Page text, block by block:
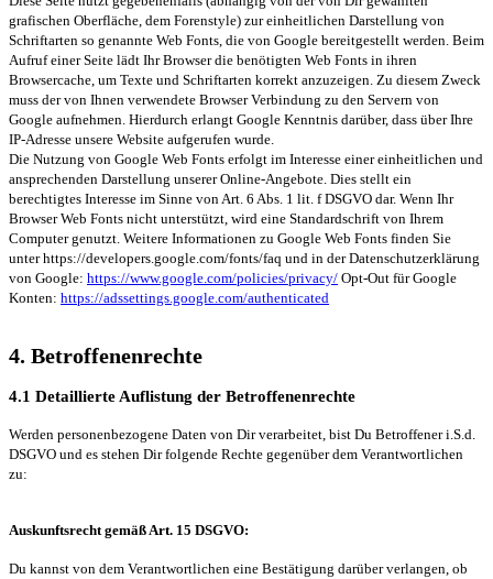
grafischen Oberfläche, dem Forenstyle) zur einheitlichen Darstellung von
Schriftarten so genannte Web Fonts, die von Google bereitgestellt werden. Beim
Aufruf einer Seite lädt Ihr Browser die benötigten Web Fonts in ihren
Browsercache, um Texte und Schriftarten korrekt anzuzeigen. Zu diesem Zweck
muss der von Ihnen verwendete Browser Verbindung zu den Servern von
Google aufnehmen. Hierdurch erlangt Google Kenntnis darüber, dass über Ihre
IP-Adresse unsere Website aufgerufen wurde.
Die Nutzung von Google Web Fonts erfolgt im Interesse einer einheitlichen und
ansprechenden Darstellung unserer Online-Angebote. Dies stellt ein
berechtigtes Interesse im Sinne von Art. 6 Abs. 1 lit. f DSGVO dar. Wenn Ihr
Browser Web Fonts nicht unterstützt, wird eine Standardschrift von Ihrem
Computer genutzt. Weitere Informationen zu Google Web Fonts finden Sie
unter https://developers.google.com/fonts/faq und in der Datenschutzerklärung
von Google: https://www.google.com/policies/privacy/ Opt-Out für Google
Konten: https://adssettings.google.com/authenticated
4. Betroffenenrechte
4.1 Detaillierte Auflistung der Betroffenenrechte
Werden personenbezogene Daten von Dir verarbeitet, bist Du Betroffener i.S.d.
DSGVO und es stehen Dir folgende Rechte gegenüber dem Verantwortlichen
zu:
Auskunftsrecht gemäß Art. 15 DSGVO:
Du kannst von dem Verantwortlichen eine Bestätigung darüber verlangen, ob